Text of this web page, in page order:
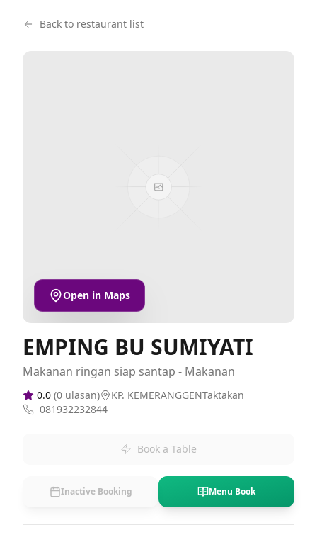
Back to restaurant list
Open in Maps
EMPING BU SUMIYATI
Makanan ringan siap santap - Makanan
0.0 (0 ulasan)
KP. KEMERANGGENTaktakan
081932232844
Book a Table
Inactive Booking Menu Book